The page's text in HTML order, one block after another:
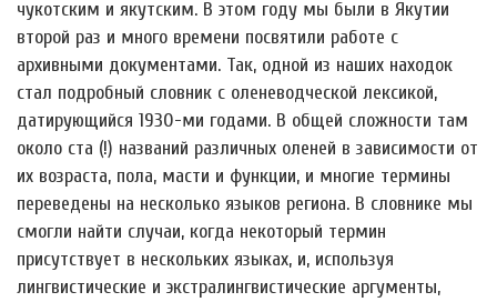
чукотским и якутским. В этом году мы были в Якутии
второй раз и много времени посвятили работе с
архивными документами. Так, одной из наших находок
стал подробный словник с оленеводческой лексикой,
датирующийся 1930-ми годами. В общей сложности там
около ста (!) названий различных оленей в зависимости от
их возраста, пола, масти и функции, и многие термины
переведены на несколько языков региона. В словнике мы
смогли найти случаи, когда некоторый термин
присутствует в нескольких языках, и, используя
лингвистические и экстралингвистические аргументы,